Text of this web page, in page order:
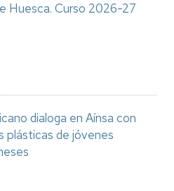
Huesca. Curso 2026-27
dialoga en Aínsa con
plásticas de jóvenes